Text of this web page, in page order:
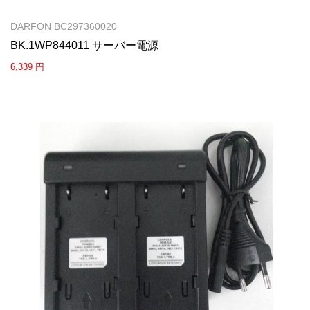
DARFON BC297360020
BK.1WP844011 サーバー電源
6,339 円